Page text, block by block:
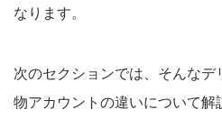
なります。
次のセクションでは、そんな
物アカウントの違いについて解